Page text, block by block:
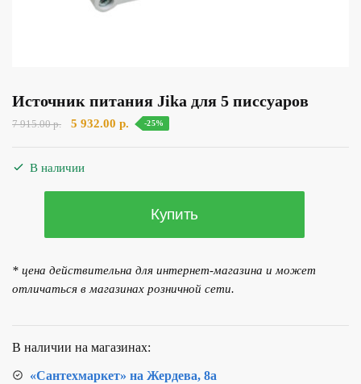
Источник питания Jika для 5 писсуаров
7 915.00р.
Первоначальная
5 932.00 р. Текущая
-25%
В наличии
Источник
Jika
для
Купить
* цена действительна для интернет-магазина и может
отличаться в магазинах розничной сети.
В наличии на магазинах:
«Сантехмаркет» на Жердева, 8а